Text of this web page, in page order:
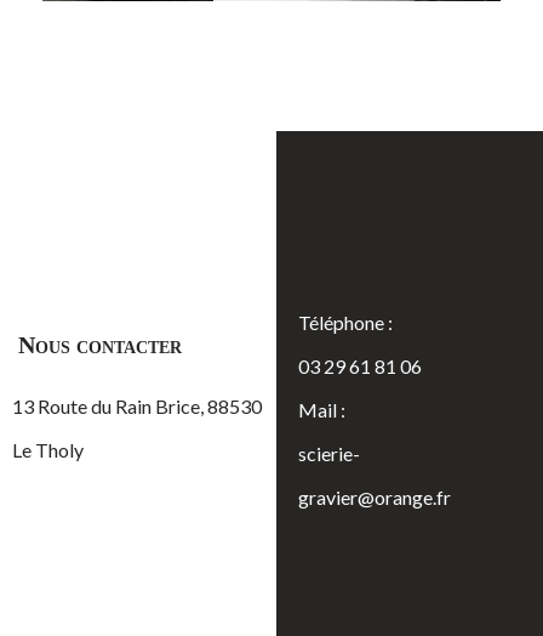
Nous contacter
13 Route du Rain Brice, 88530
Le Tholy
Téléphone :
03 29 61 81 06
Mail :
scierie-
gravier@orange.fr